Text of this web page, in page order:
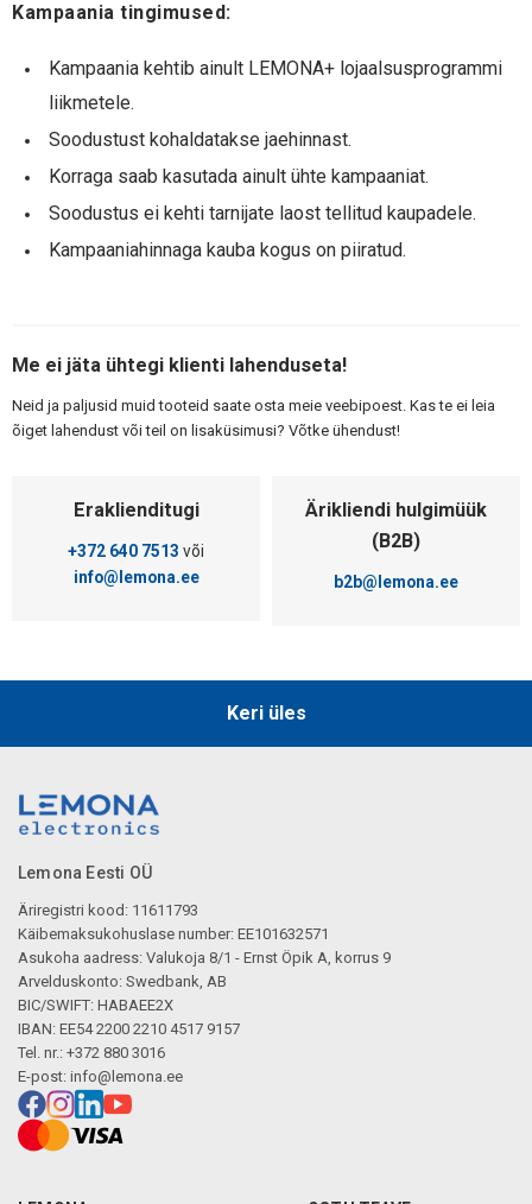
Kampaania tingimused:
Kampaania kehtib ainult LEMONA+ lojaalsusprogrammi
liikmetele.
Soodustust kohaldatakse jaehinnast.
Korraga saab kasutada ainult ühte kampaaniat.
Soodustus ei kehti tarnijate laost tellitud kaupadele.
Kampaaniahinnaga kauba kogus on piiratud.
Me ei jäta ühtegi klienti lahenduseta!
Neid ja paljusid muid tooteid saate osta meie veebipoest. Kas te ei leia
õiget lahendust või teil on lisaküsimusi? Võtke ühendust!
Eraklienditugi
+372 640 7513 või
info@lemona.ee
Ärikliendi hulgimüük
(B2B)
b2b@lemona.ee
Keri üles
Lemona Eesti OÜ
Äriregistri kood: 11611793
Käibemaksukohuslase number: EE101632571
Asukoha aadress: Valukoja 8/1 - Ernst Öpik A, korrus 9
Arvelduskonto: Swedbank, AB
BIC/SWIFT: HABAEE2X
IBAN: EE54 2200 2210 4517 9157
Tel. nr.: +372 880 3016
E-post: info@lemona.ee